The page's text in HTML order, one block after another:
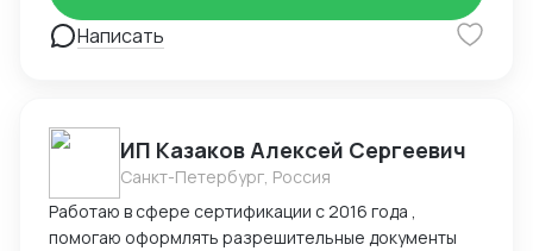
Написать
ИП Казаков Алексей Сергеевич
Санкт-Петербург, Россия
Работаю в сфере сертификации с 2016 года ,
помогаю оформлять разрешительные документы